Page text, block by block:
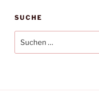
SUCHE
nach: